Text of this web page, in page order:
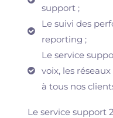
support ;
Le suivi des
reporting ;
Le service
voix, les
à tous nos
Le service support